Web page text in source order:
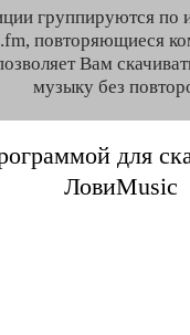
группируются по
повторяющиеся
Вам
музыку без
для
ЛовиMusic